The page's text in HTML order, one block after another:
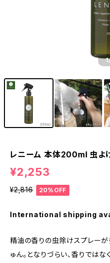
1
レニーム 本体200ml 虫よ
¥2,253
¥2,816 20%OFF
International shipping
精油の香りの虫除けスプレーが
ゅん。となりづらい、香りでは